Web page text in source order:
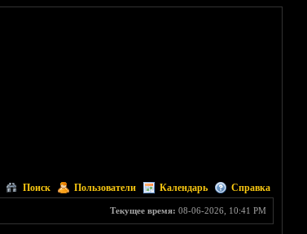
Поиск Пользователи Календарь Справка
Текущее время: 08-06-2026, 10:41 PM